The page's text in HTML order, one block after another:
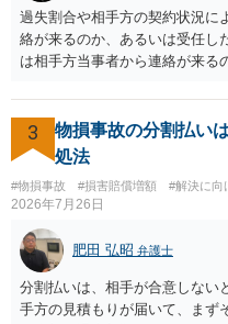
で、弁護士が受任する場合には
る必要があります。日本語での
ので、そのあたりのご事情も踏
過失割合や相手方の契約状況に
絡が来るのか、あるいは受任し
は相手方当事者から連絡が来る
金の支払いにつき、分割払いに
合意しなければ和解できない
に、交渉の方向性につき、最
ことも検討ください。
3
物損事故の分割払い
処法
#物損事故 #損害賠償増額 #解決に向
2026年7月26日
肥田 弘昭 弁護士
分割払いは、相手が合意しない
手方の見積もりが届いて、まず